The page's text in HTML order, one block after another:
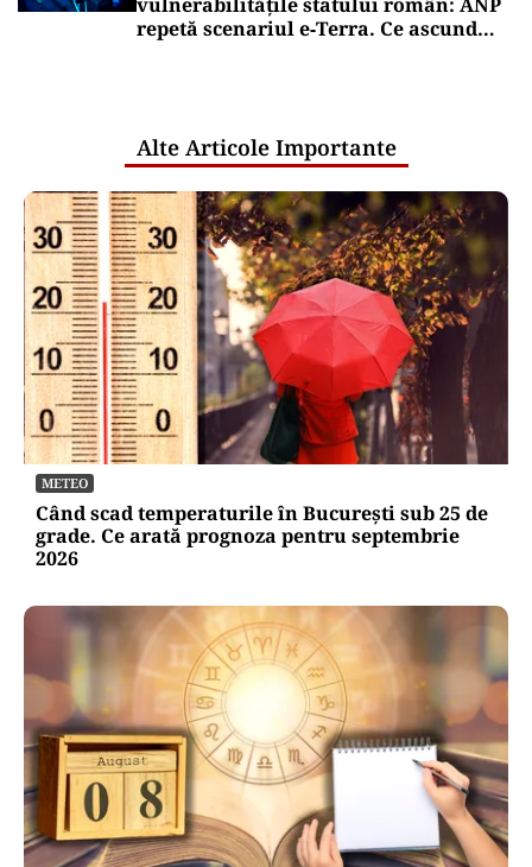
repetă scenariul e‑Terra. Ce ascund
Alte Articole Importante
METEO
Când scad temperaturile în București sub 25 de
grade. Ce arată prognoza pentru septembrie
2026